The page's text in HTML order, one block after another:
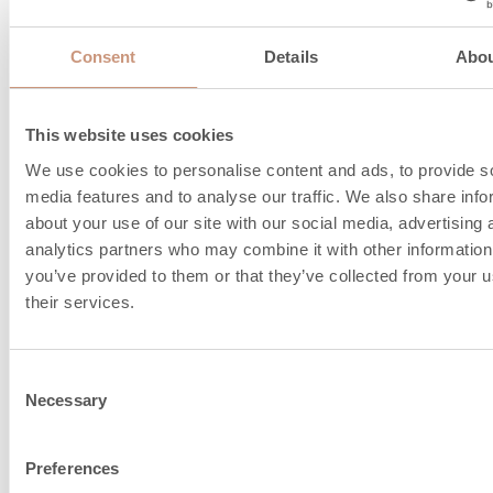
Consent Details
This website uses cookies
We use cookies to personalise content and ads, to provide
media features and to analyse our traffic. We also share
about your use of our site with our social media, advertising
analytics partners who may combine it with other
you’ve provided to them or that they’ve collected from your
their services.
Selection
Necessary
Preferences
Sicherheitsabstand
Sicherheitsabstand
Hinten (dR), mm
100
Sicherheitsabstand
Seitlich (dS), mm
200
250
Sicherheitsabstand